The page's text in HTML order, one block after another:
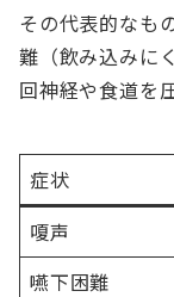
その代表的なも
難（飲み込みに
回神経や食道を
症状
嗄声
嚥下困難